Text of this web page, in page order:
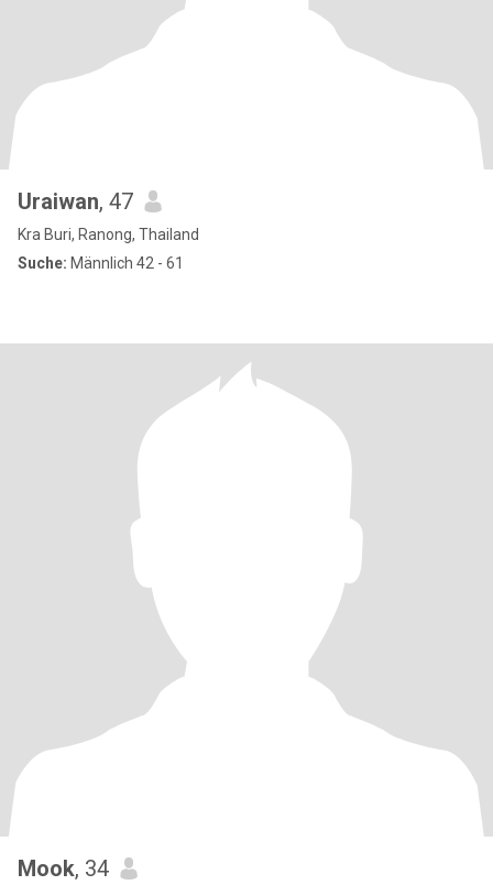
Uraiwan, 47
Kra Buri, Ranong, Thailand
Suche: Männlich 42 - 61
Mook, 34